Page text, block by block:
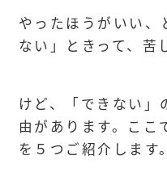
やったほうがいい、
ない」ときって、苦
けど、「できない」
由があります。ここ
を５つご紹介します。